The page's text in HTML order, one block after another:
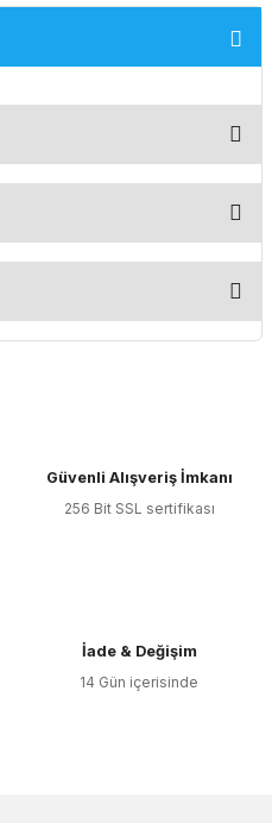
görüntülenemiyor.
bulunuyor.
Güvenli Alışveriş İmkanı
256 Bit SSL sertifikası
İade & Değişim
14 Gün içerisinde